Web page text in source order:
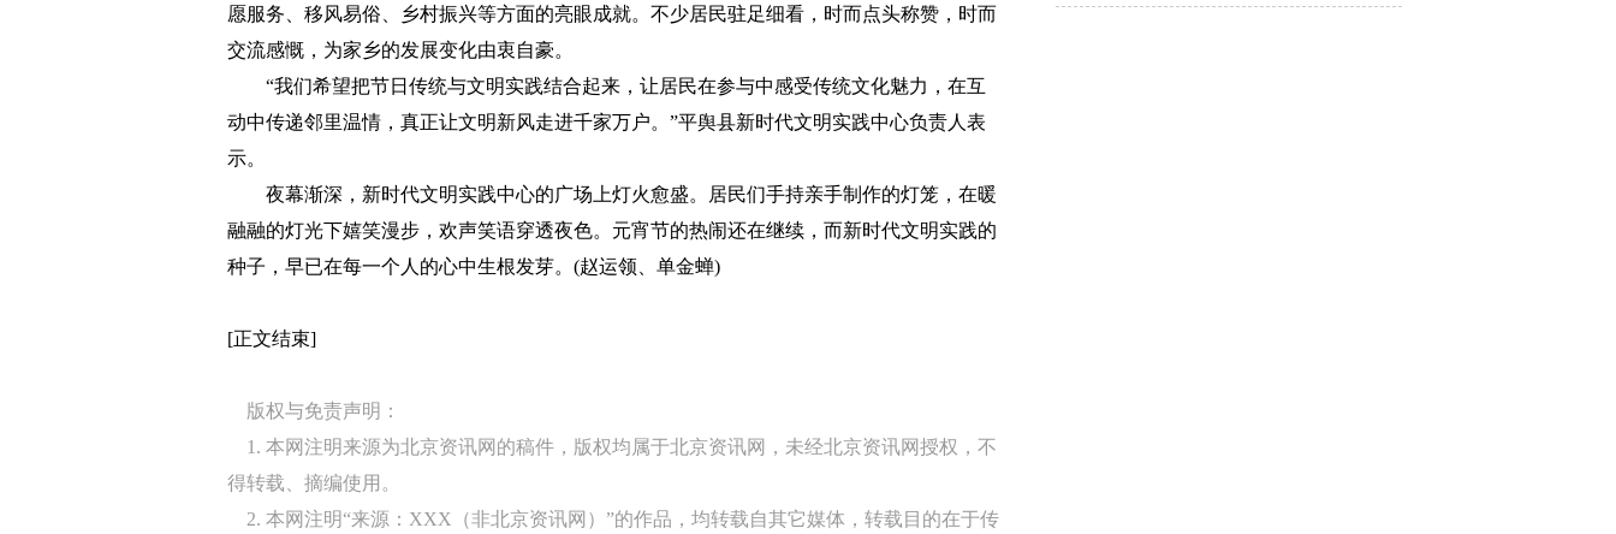
愿服务、移风易俗、乡村振兴等方面的亮眼成就。不少居民驻足细看，时而点头称赞，时而
交流感慨，为家乡的发展变化由衷自豪。
“我们希望把节日传统与文明实践结合起来，让居民在参与中感受传统文化魅力，在互
动中传递邻里温情，真正让文明新风走进千家万户。”平舆县新时代文明实践中心负责人表
示。
夜幕渐深，新时代文明实践中心的广场上灯火愈盛。居民们手持亲手制作的灯笼，在暖
融融的灯光下嬉笑漫步，欢声笑语穿透夜色。元宵节的热闹还在继续，而新时代文明实践的
种子，早已在每一个人的心中生根发芽。(赵运领、单金蝉)
[正文结束]
版权与免责声明：
1. 本网注明来源为北京资讯网的稿件，版权均属于北京资讯网，未经北京资讯网授权，不
得转载、摘编使用。
2. 本网注明“来源：XXX（非北京资讯网）”的作品，均转载自其它媒体，转载目的在于传